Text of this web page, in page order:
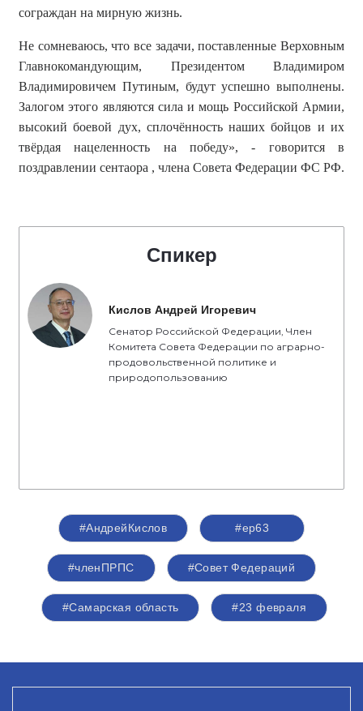
сограждан на мирную жизнь.
Не сомневаюсь, что все задачи, поставленные Верховным
Главнокомандующим, Президентом Владимиром
Владимировичем Путиным, будут успешно выполнены.
Залогом этого являются сила и мощь Российской Армии,
высокий боевой дух, сплочённость наших бойцов и их
твёрдая нацеленность на победу», - говорится в
поздравлении сентаора , члена Совета Федерации ФС РФ.
Спикер
Кислов Андрей Игоревич
Сенатор Российской Федерации, Член
Комитета Совета Федерации по аграрно-
продовольственной политике и
природопользованию
#АндрейКислов #ер63
#членПРПС #Совет Федераций
#Самарская область #23 февраля